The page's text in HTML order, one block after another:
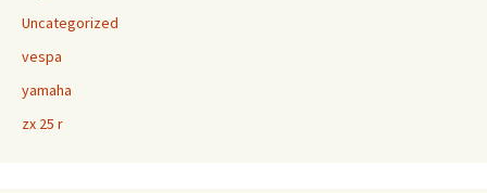
Uncategorized
vespa
yamaha
zx 25 r